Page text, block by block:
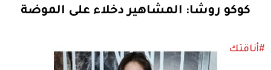
كوكو روشا: المشاهير دخلاء على الموضة
#أناقتك